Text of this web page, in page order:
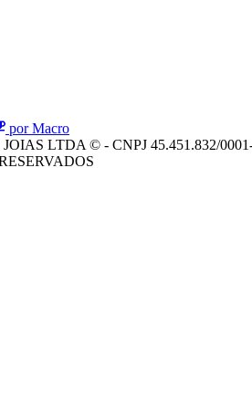
por Macro
LTDA © - CNPJ 45.451.832/